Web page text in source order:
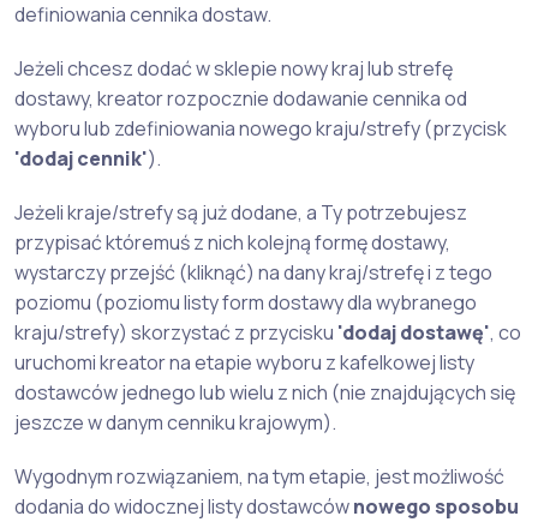
definiowania cennika dostaw.
Jeżeli chcesz dodać w sklepie nowy kraj lub strefę
dostawy, kreator rozpocznie dodawanie cennika od
wyboru lub zdefiniowania nowego kraju/strefy (przycisk
'dodaj cennik').
Jeżeli kraje/strefy są już dodane, a Ty potrzebujesz
przypisać któremuś z nich kolejną formę dostawy,
wystarczy przejść (kliknąć) na dany kraj/strefę i z tego
poziomu (poziomu listy form dostawy dla wybranego
kraju/strefy) skorzystać z przycisku 'dodaj dostawę', co
uruchomi kreator na etapie wyboru z kafelkowej listy
dostawców jednego lub wielu z nich (nie znajdujących się
jeszcze w danym cenniku krajowym).
Wygodnym rozwiązaniem, na tym etapie, jest możliwość
dodania do widocznej listy dostawcównowego sposobu